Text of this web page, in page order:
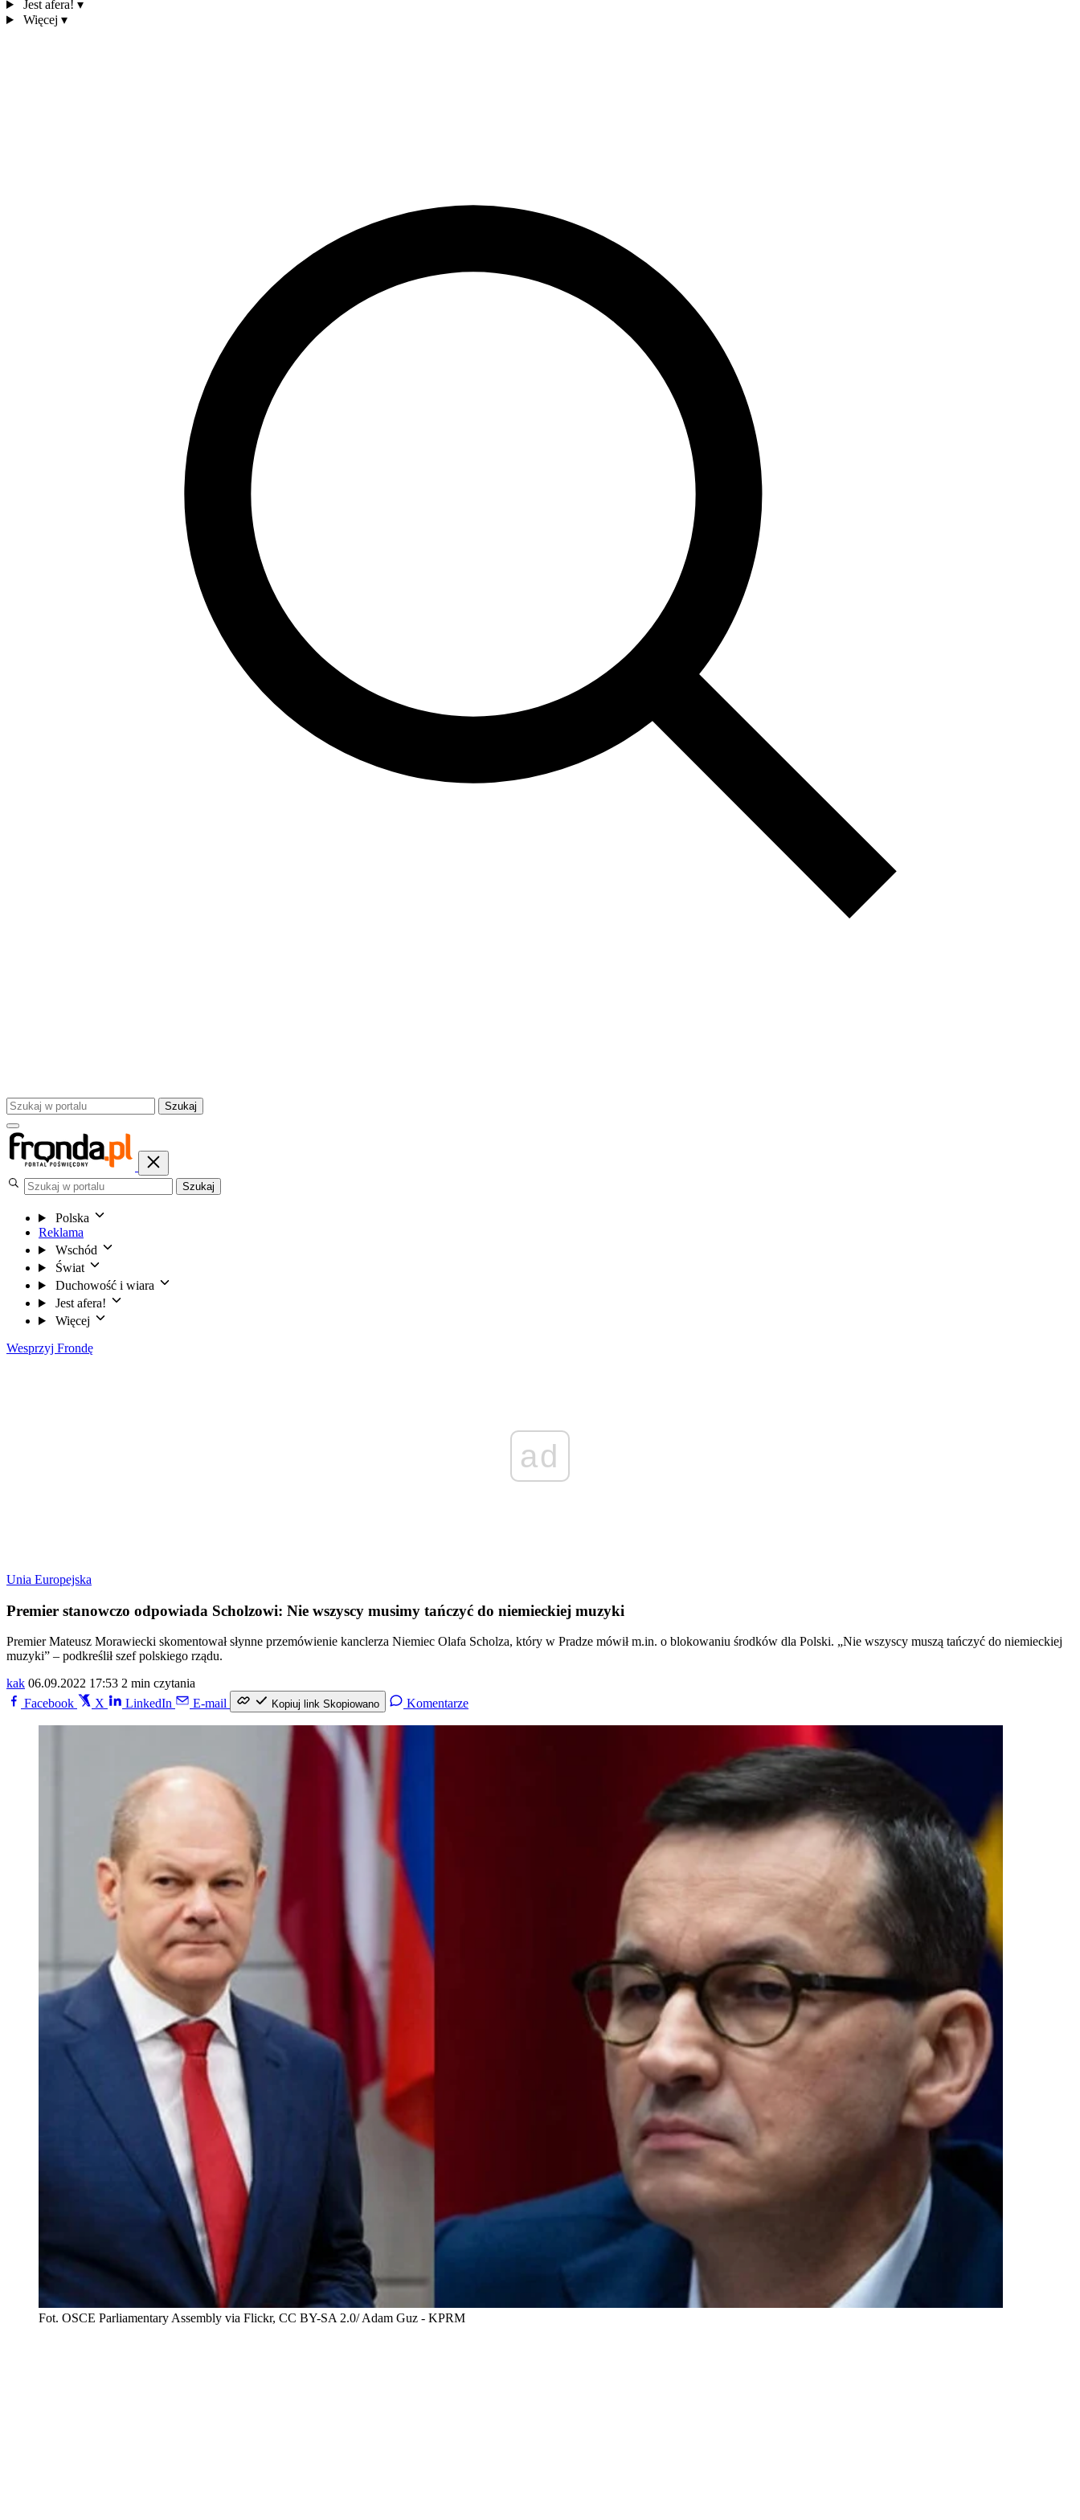
Jest afera! ▾
Więcej ▾
Szukaj
Szukaj
Polska
Reklama
Wschód
Świat
Duchowość i wiara
Jest afera!
Więcej
Wesprzyj Frondę
ad
Unia Europejska
Premier stanowczo odpowiada Scholzowi: Nie wszyscy musimy tańczyć do niemieckiej muzyki
Premier Mateusz Morawiecki skomentował słynne przemówienie kanclerza Niemiec Olafa Scholza, który w Pradze mówił m.in. o blokowaniu środków dla Polski. „Nie wszyscy muszą tańczyć do niemieckiej
muzyki” – podkreślił szef polskiego rządu.
kak 06.09.2022 17:53 2 min czytania
Facebook
X LinkedIn E-mail Kopiuj link Skopiowano Komentarze
Fot. OSCE Parliamentary Assembly via Flickr, CC BY-SA 2.0/ Adam Guz - KPRM